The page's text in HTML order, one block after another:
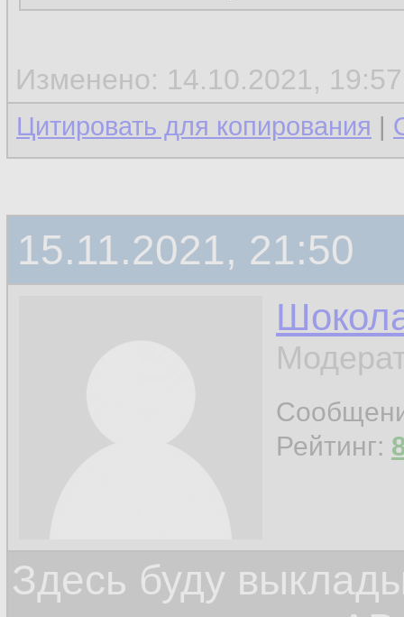
Изменено: 14.10.2021,
Цитировать для копирования |
15.11.2021, 21:50
Рейтинг:
Здесь буду